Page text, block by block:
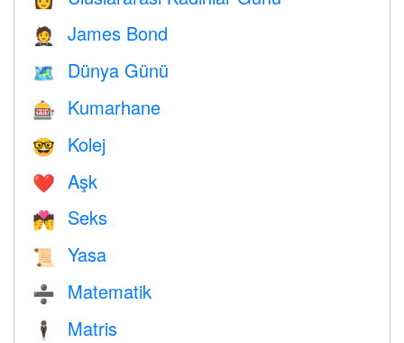
🤵 James Bond
🗺️ Dünya Günü
🎰 Kumarhane
🤓 Kolej
❤️️ Aşk
💏 Seks
📜 Yasa
➗ Matematik
🕴️ Matris